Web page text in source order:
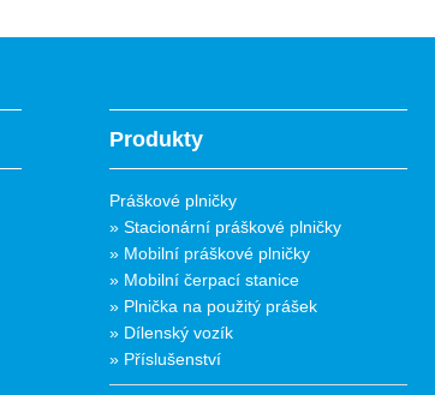
Produkty
Práškové plničky
» Stacionární práškové plničky
» Mobilní práškové plničky
» Mobilní čerpací stanice
» Plnička na použitý prášek
» Dílenský vozík
» Příslušenství